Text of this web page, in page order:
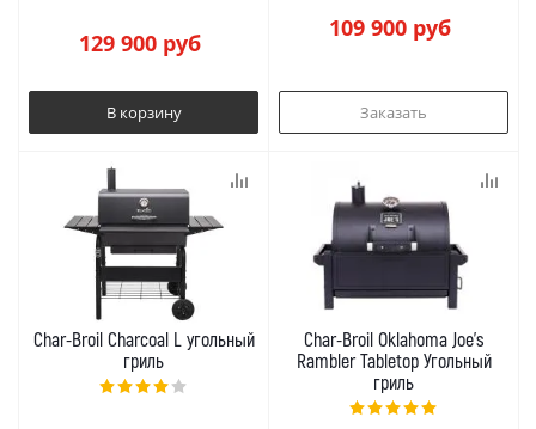
129 900руб
В корзину
109 900руб
Заказать
Char-Broil Charcoal L угольный
гриль
Char-Broil Oklahoma Joe's
Rambler Tabletop Угольный
гриль